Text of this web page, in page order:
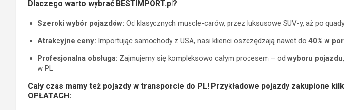
Dlaczego warto wybrać BESTIMPORT.pl?
Szeroki wybór pojazdów: Od klasycznych muscle-carów, przez luksusowe SUV-y, aż po
Atrakcyjne ceny: Importując samochody z USA, nasi klienci oszczędzają nawet do 40% w
Profesjonalna obsługa: Zajmujemy się kompleksowo całym procesem – odwyboru pojazdu
w PL
Cały czas mamy też pojazdy w transporcie do PL! Przykładowe pojazdy zakupione
OPŁATACH: